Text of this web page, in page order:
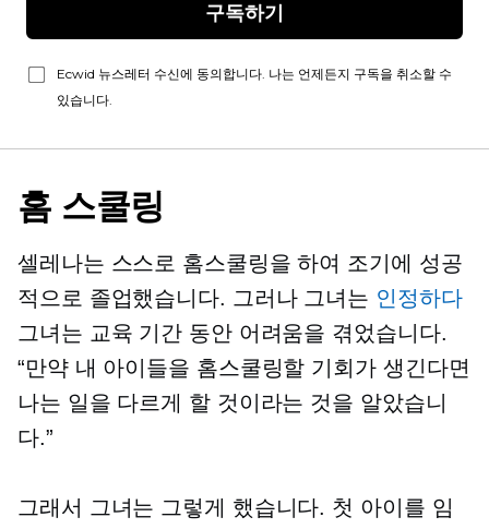
구독하기
Ecwid 뉴스레터 수신에 동의합니다. 나는 언제든지 구독을 취소할 수
있습니다.
홈 스쿨링
셀레나는 스스로 홈스쿨링을 하여 조기에 성공
적으로 졸업했습니다. 그러나 그녀는 인정하다
그녀는 교육 기간 동안 어려움을 겪었습니다.
“만약 내 아이들을 홈스쿨링할 기회가 생긴다면
나는 일을 다르게 할 것이라는 것을 알았습니
다.”
그래서 그녀는 그렇게 했습니다. 첫 아이를 임